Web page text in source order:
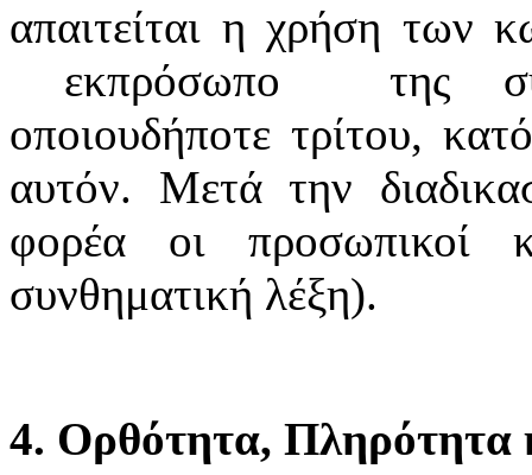
απαιτείται η χρήση των
εκπρόσωπο της
οποιουδήποτε τρίτου,
αυτόν. Μετά την
φορέα οι προσωπικοί
συνθηματική λέξη).
4. Ορθότητα, Πληρότητα